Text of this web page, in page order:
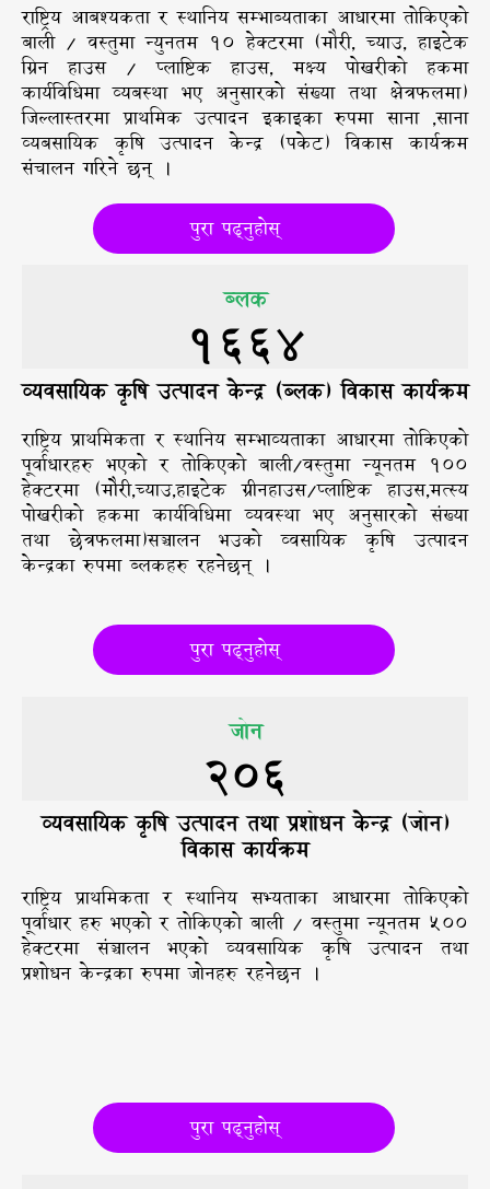
राष्ट्रिय आबश्यकता र स्थानिय सम्भाब्यताका आधारमा तोकिएको
बाली / वस्तुमा न्युनतम १० हेक्टरमा (मौरी, च्याउ, हाइटेक
ग्रिन हाउस / प्लाष्टिक हाउस, मक्ष्य पोखरीको हकमा
कार्यविधिमा व्यबस्था भए अनुसारको संख्या तथा क्षेत्रफलमा)
जिल्लास्तरमा प्राथमिक उत्पादन इकाइका रुपमा साना ,साना
व्यबसायिक कृषि उत्पादन केन्द्र (पकेट) विकास कार्यक्रम
संचालन गरिने छन् ।
पुरा पढ्नुहोस्
ब्लक
1664
व्यवसायिक कृषि उत्पादन केन्द्र (ब्लक) विकास कार्यक्रम
राष्ट्रिय प्राथमिकता र स्थानिय सम्भाव्यताका आधारमा तोकिएको
पूर्वाधारहरु भएको र तोकिएको बाली/वस्तुमा न्यूनतम १००
हेक्टरमा (मोैरी,च्याउ,हाइटेक ग्रीनहाउस/प्लाष्टिक हाउस,मत्स्य
पोखरीको हकमा कार्यविधिमा व्यवस्था भए अनुसारको संख्या
तथा छेत्रफलमा)सञ्चालन भउको व्वसायिक कृषि उत्पादन
केन्द्रका रुपमा ब्लकहरु रहनेछन् ।
पुरा पढ्नुहोस्
जोन
206
व्यवसायिक कृषि उत्पादन तथा प्रशोधन केन्द्र (जोन)
विकास कार्यक्रम
राष्ट्रिय प्राथमिकता र स्थानिय सभ्यताका आधारमा तोकिएको
पूर्वाधार हरु भएको र तोकिएको बाली / वस्तुमा न्यूनतम ५००
हेक्टरमा संञ्चालन भएको व्यवसायिक कृषि उत्पादन तथा
प्रशोधन केन्द्रका रुपमा जोनहरु रहनेछन ।
पुरा पढ्नुहोस्